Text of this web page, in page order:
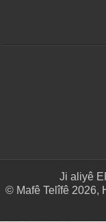
Ji aliyê
© Mafê Telîfê 2026,